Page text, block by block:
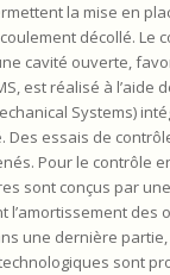
la mise en
décollé. Le
cavité ouverte,
est réalisé à l’aide
Systems)
Des essais de
Pour le contrôle
sont conçus par
l’amortissement des
une dernière
sont